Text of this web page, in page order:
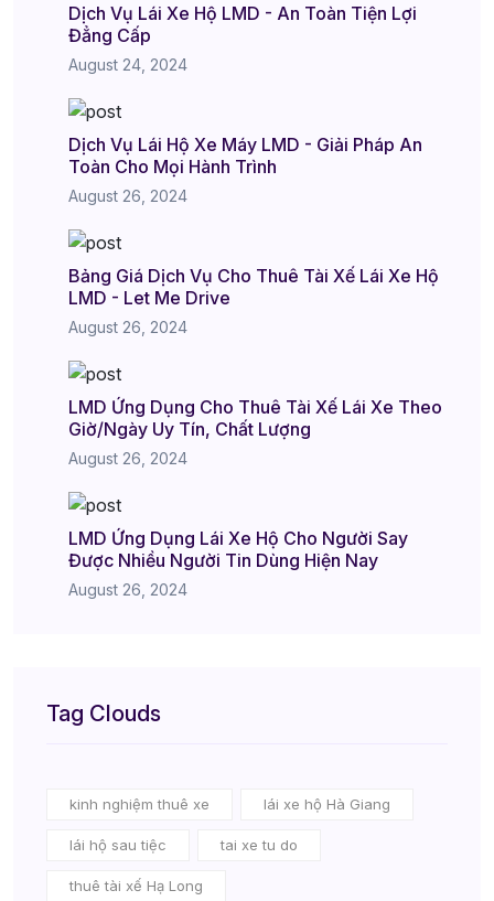
Dịch Vụ Lái Xe Hộ LMD - An Toàn Tiện Lợi
Đẳng Cấp
August 24, 2024
Dịch Vụ Lái Hộ Xe Máy LMD - Giải Pháp An
Toàn Cho Mọi Hành Trình
August 26, 2024
Bảng Giá Dịch Vụ Cho Thuê Tài Xế Lái Xe Hộ
LMD - Let Me Drive
August 26, 2024
LMD Ứng Dụng Cho Thuê Tài Xế Lái Xe Theo
Giờ/Ngày Uy Tín, Chất Lượng
August 26, 2024
LMD Ứng Dụng Lái Xe Hộ Cho Người Say
Được Nhiều Người Tin Dùng Hiện Nay
August 26, 2024
Tag Clouds
kinh nghiệm thuê xe lái xe hộ Hà Giang
lái hộ sau tiệc tai xe tu do
thuê tài xế Hạ Long